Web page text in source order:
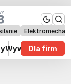
WywiadyDla firm